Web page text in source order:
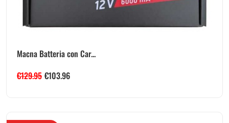
Macna Batteria con Car...
€129.95 €103.96